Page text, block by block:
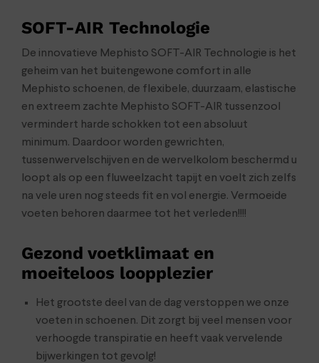
SOFT-AIR Technologie
De innovatieve Mephisto SOFT-AIR Technologie is het
geheim van het buitengewone comfort in alle
Mephisto schoenen, de flexibele, duurzaam, elastische
en extreem zachte Mephisto SOFT-AIR tussenzool
vermindert harde schokken tot een absoluut
minimum. Daardoor worden gewrichten,
tussenwervelschijven en de wervelkolom beschermd u
loopt als op een fluweelzacht tapijt en voelt zich zelfs
na vele uren nog steeds fit en vol energie. Vermoeide
voeten behoren daarmee tot het verleden!!!!
Gezond voetklimaat en
moeiteloos loopplezier
Het grootste deel van de dag verstoppen we onze
voeten in schoenen. Dit zorgt bij veel mensen voor
verhoogde transpiratie en heeft vaak vervelende
bijwerkingen tot gevolg!